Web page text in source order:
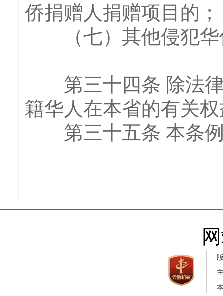
侨捐赠人捐赠项目的；
（七）其他侵犯华
第三十四条 除法律
籍华人在本省的有关
第三十五条 本条例